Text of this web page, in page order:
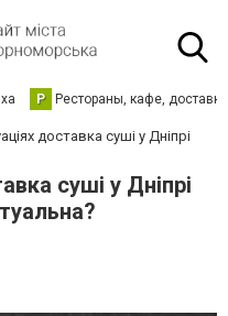
Р Рестораны, кафе,
доставка суші у Дніпрі
суші у Дніпрі